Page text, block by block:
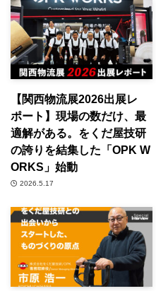
【関西物流展2026出展レ
ポート】現場の数だけ、最
適解がある。をくだ屋技研
の誇りを結集した「OPK W
ORKS」始動
2026.5.17